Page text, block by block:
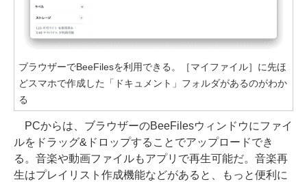
ブラウザーでBeeFilesを利用できる。［マイファイル］に先ほ
どスマホで作成した「ドキュメント」フォルダがあるのがわか
る
PCからは、ブラウザーのBeeFilesウィンドウにファイ
ルをドラッグ&ドロップすることでアップロードでき
る。音楽や動画ファイルもアプリで再生可能だ。音楽再
生はプレイリスト作成機能などがあると、もっと便利に